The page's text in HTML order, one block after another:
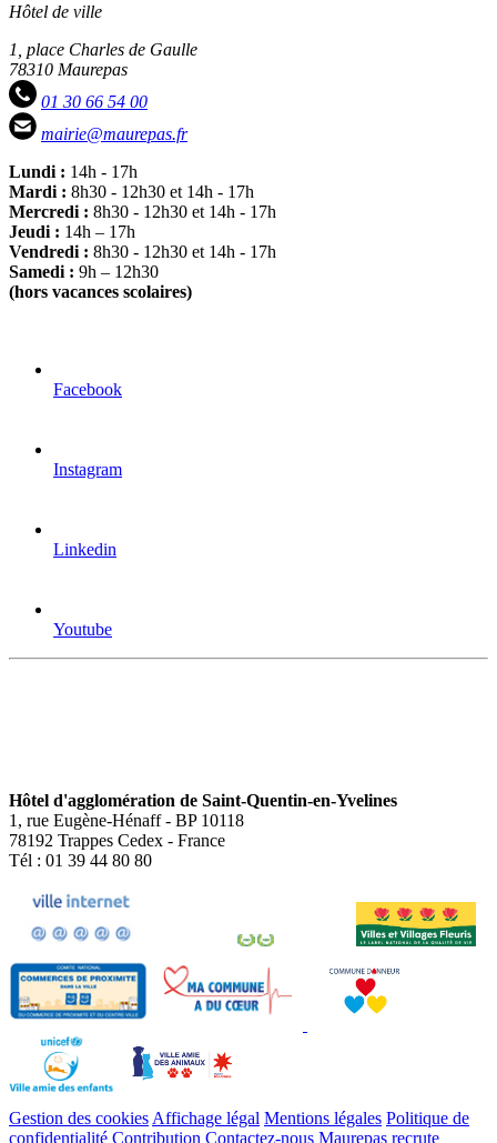
Hôtel de ville
1, place Charles de Gaulle
78310 Maurepas
01 30 66 54 00
mairie@maurepas.fr
Lundi : 14h - 17h
Mardi : 8h30 - 12h30 et 14h - 17h
Mercredi : 8h30 - 12h30 et 14h - 17h
Jeudi : 14h – 17h
Vendredi : 8h30 - 12h30 et 14h - 17h
Samedi : 9h – 12h30
(hors vacances scolaires)
Facebook
Instagram
Linkedin
Youtube
Hôtel d'agglomération de Saint-Quentin-en-Yvelines
1, rue Eugène-Hénaff - BP 10118
78192 Trappes Cedex - France
Tél : 01 39 44 80 80
Gestion des cookies Affichage légal Mentions légales Politique de
confidentialité Contribution Contactez-nous Maurepas recrute